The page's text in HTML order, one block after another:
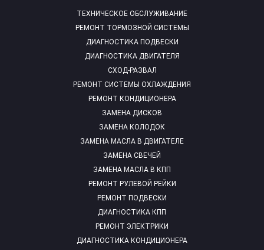
ТЕХНИЧЕСКОЕ ОБСЛУЖИВАНИЕ
РЕМОНТ ТОРМОЗНОЙ СИСТЕМЫ
ДИАГНОСТИКА ПОДВЕСКИ
ДИАГНОСТИКА ДВИГАТЕЛЯ
СХОД-РАЗВАЛ
РЕМОНТ СИСТЕМЫ ОХЛАЖДЕНИЯ
РЕМОНТ КОНДИЦИОНЕРА
ЗАМЕНА ДИСКОВ
ЗАМЕНА КОЛОДОК
ЗАМЕНА МАСЛА В ДВИГАТЕЛЕ
ЗАМЕНА СВЕЧЕЙ
ЗАМЕНА МАСЛА В КПП
РЕМОНТ РУЛЕВОЙ РЕЙКИ
РЕМОНТ ПОДВЕСКИ
ДИАГНОСТИКА КПП
РЕМОНТ ЭЛЕКТРИКИ
ДИАГНОСТИКА КОНДИЦИОНЕРА